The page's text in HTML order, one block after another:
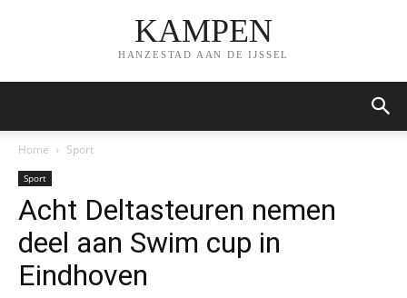
KAMPEN
HANZESTAD AAN DE IJSSEL
Home Sport
Sport
Acht Deltasteuren nemen
deel aan Swim cup in
Eindhoven